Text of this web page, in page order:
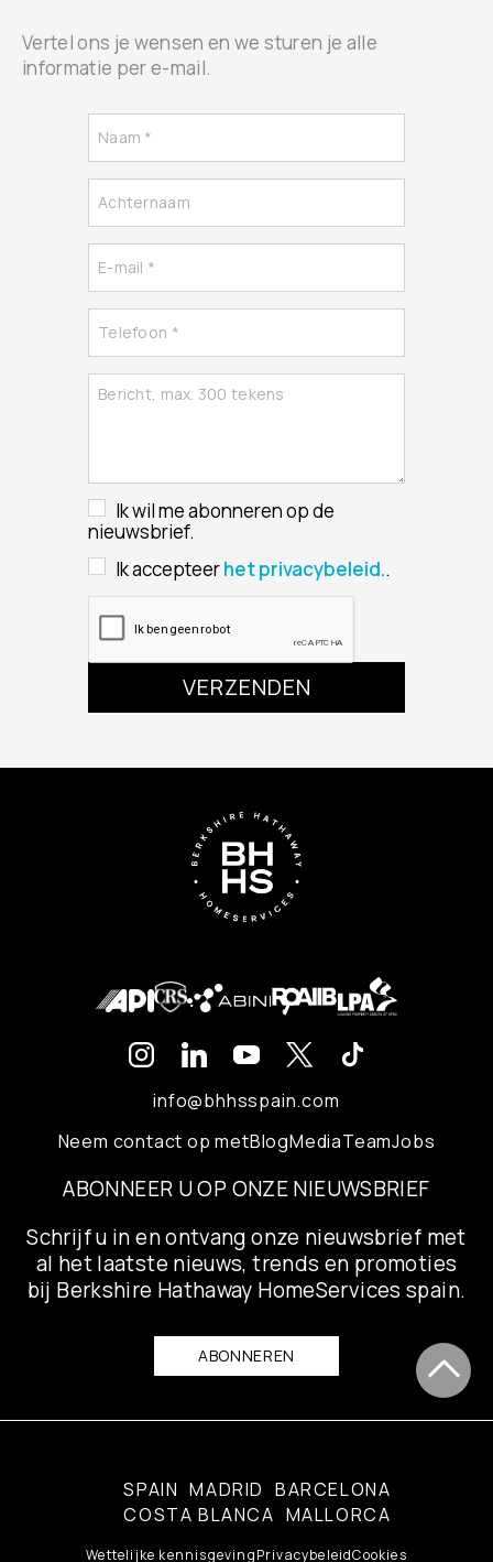
Vertel ons je wensen en we sturen je alle
informatie per e-mail.
Ik wil me abonneren op de
nieuwsbrief.
Ik accepteerhet privacybeleid..
info@bhhsspain.com
Neem contact op metBlogMediaTeamJobs
ABONNEER U OP ONZE NIEUWSBRIEF
Schrijf u in en ontvang onze nieuwsbrief met
al het laatste nieuws, trends en promoties
bij Berkshire Hathaway HomeServices spain.
ABONNEREN
SPAIN MADRID BARCELONA
COSTA BLANCA MALLORCA
Wettelijke kennisgevingPrivacybeleidCookies